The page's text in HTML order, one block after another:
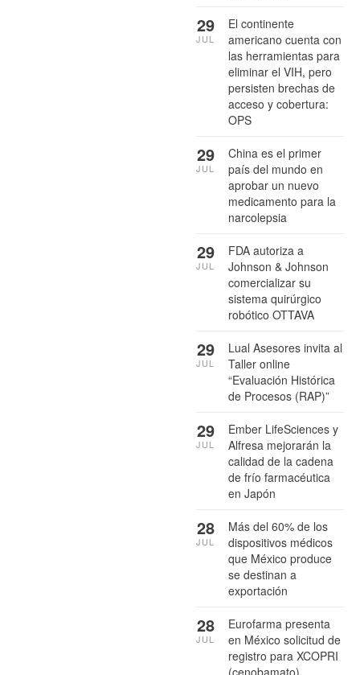
El continente
americano cuenta con
las herramientas para
eliminar el VIH, pero
persisten brechas de
acceso y cobertura:
OPS
29
JUL
China es el primer
país del mundo en
aprobar un nuevo
medicamento para la
narcolepsia
29
JUL
FDA autoriza a
Johnson & Johnson
comercializar su
sistema quirúrgico
robótico OTTAVA
29
JUL
Lual Asesores invita al
Taller online
“Evaluación Histórica
de Procesos (RAP)”
29
JUL
Ember LifeSciences y
Alfresa mejorarán la
calidad de la cadena
de frío farmacéutica
en Japón
29
JUL
Más del 60% de los
dispositivos médicos
que México produce
se destinan a
exportación
28
JUL
Eurofarma presenta
en México solicitud de
registro para XCOPRI
28
JUL